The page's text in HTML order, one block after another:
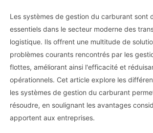
Les systèmes de gestion du carburant sont
essentiels dans le secteur moderne des
logistique. Ils offrent une multitude de
problèmes courants rencontrés par les
flottes, améliorant ainsi l'efficacité et
opérationnels. Cet article explore les
les systèmes de gestion du carburant
résoudre, en soulignant les avantages
apportent aux entreprises.